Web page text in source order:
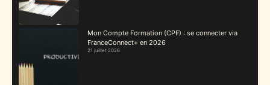
Mon Compte Formation (CPF) : se connecter via
FranceConnect+ en 2026
21 juillet 2026